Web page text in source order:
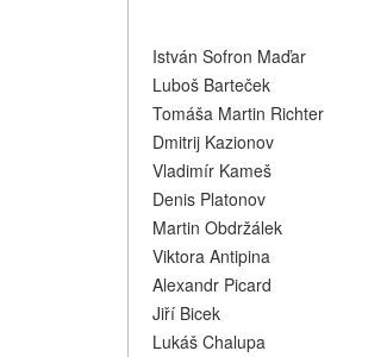
István Sofron Maďar
Luboš Barteček
Tomáša Martin Richter
Dmitrij Kazionov
Vladimír Kameš
Denis Platonov
Martin Obdržálek
Viktora Antipina
Alexandr Picard
Jiří Bicek
Lukáš Chalupa